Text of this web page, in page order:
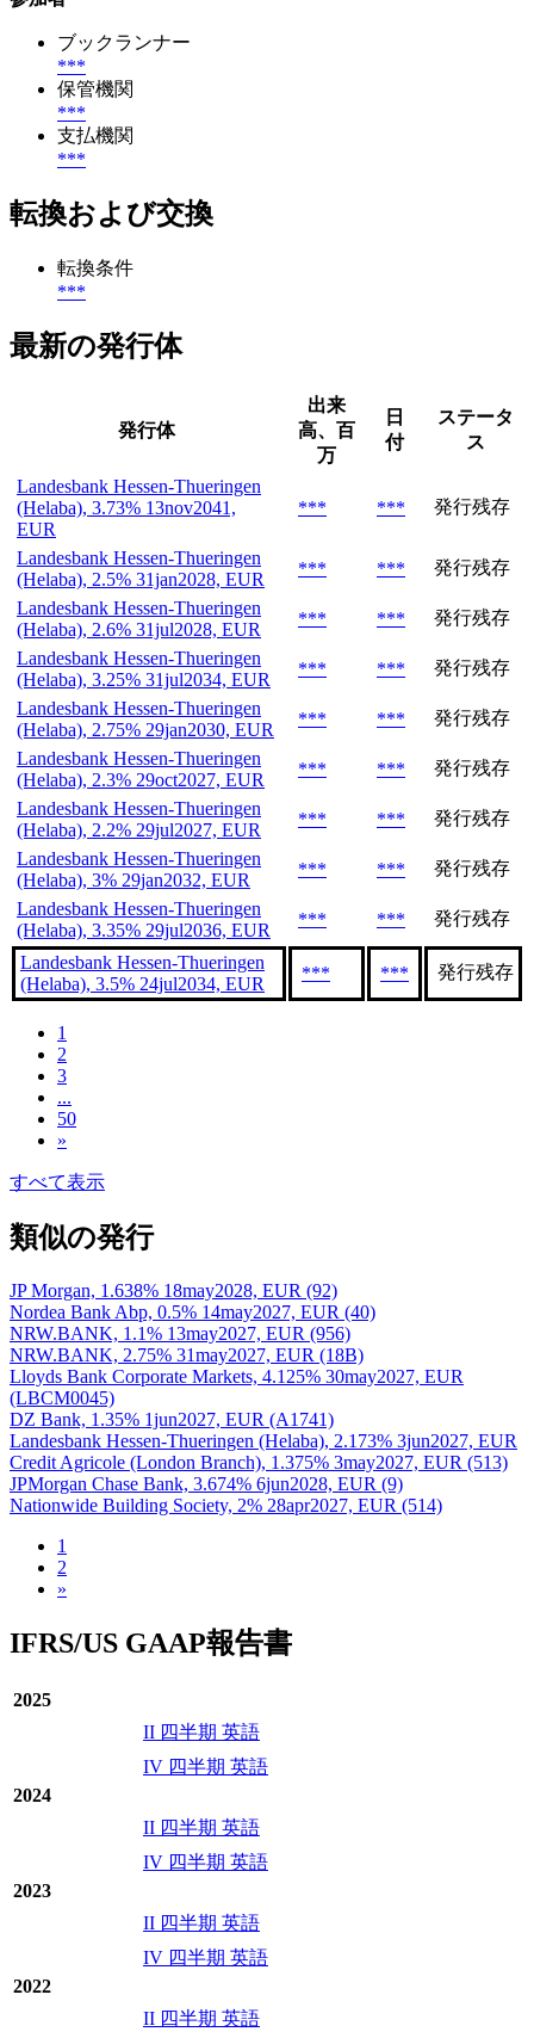
ブックランナー
***
保管機関
***
支払機関
***
転換および交換
転換条件
***
最新の発行体
発行体
出来
高、百
万
日
付
ステータ
ス
Landesbank Hessen-Thueringen
(Helaba), 3.73% 13nov2041,
EUR
*** *** 発行残存
Landesbank Hessen-Thueringen
(Helaba), 2.5% 31jan2028, EUR
*** ***
発行残存
Landesbank Hessen-Thueringen
(Helaba), 2.6% 31jul2028, EUR
*** ***
発行残存
Landesbank Hessen-Thueringen
(Helaba), 3.25% 31jul2034, EUR
*** ***
発行残存
Landesbank Hessen-Thueringen
(Helaba), 2.75% 29jan2030, EUR
*** ***
発行残存
Landesbank Hessen-Thueringen
(Helaba), 2.3% 29oct2027, EUR
*** ***
発行残存
Landesbank Hessen-Thueringen
(Helaba), 2.2% 29jul2027, EUR
*** ***
発行残存
Landesbank Hessen-Thueringen
(Helaba), 3% 29jan2032, EUR
*** ***
発行残存
Landesbank Hessen-Thueringen
(Helaba), 3.35% 29jul2036, EUR
*** *** 発行残存
Landesbank Hessen-Thueringen
(Helaba), 3.5% 24jul2034, EUR
*** *** 発行残存
1
2
3
...
50
»
すべて表示
類似の発行
JP Morgan, 1.638% 18may2028, EUR (92)
Nordea Bank Abp, 0.5% 14may2027, EUR (40)
NRW.BANK, 1.1% 13may2027, EUR (956)
NRW.BANK, 2.75% 31may2027, EUR (18B)
Lloyds Bank Corporate Markets, 4.125% 30may2027, EUR
(LBCM0045)
DZ Bank, 1.35% 1jun2027, EUR (A1741)
Landesbank Hessen-Thueringen (Helaba), 2.173% 3jun2027, EUR
Credit Agricole (London Branch), 1.375% 3may2027, EUR (513)
JPMorgan Chase Bank, 3.674% 6jun2028, EUR (9)
Nationwide Building Society, 2% 28apr2027, EUR (514)
1
2
»
IFRS/US GAAP報告書
2025
II 四半期 英語
IV 四半期 英語
2024
II 四半期 英語
IV 四半期 英語
2023
II 四半期 英語
IV 四半期 英語
2022
II 四半期 英語